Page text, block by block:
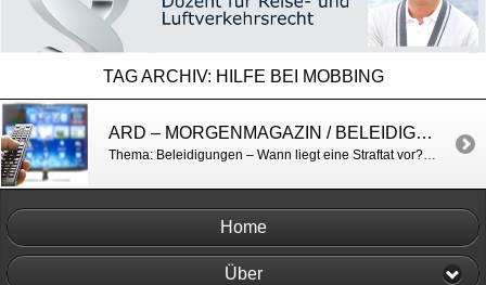
TAG ARCHIV: HILFE BEI MOBBING
ARD – MORGENMAGAZIN / BELEIDIGUNGEN, ÜBLE NACHREDE, MOBBING
Thema: Beleidigungen – Wann liegt eine Straftat vor? http://www.daserste.de/information/politik-weltgeschehen/morgenmagazin/service/service-Beleidigen-Beschimpfen-Mobben-100.html
Home
Über